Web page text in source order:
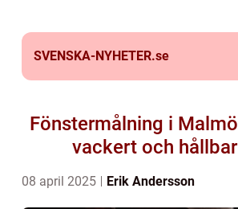
SVENSKA-NYHETER.se
Fönstermålning i
vackert och
08 april 2025 Erik Andersson